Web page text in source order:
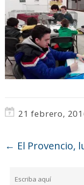
21 febrero,
← El Provencio,